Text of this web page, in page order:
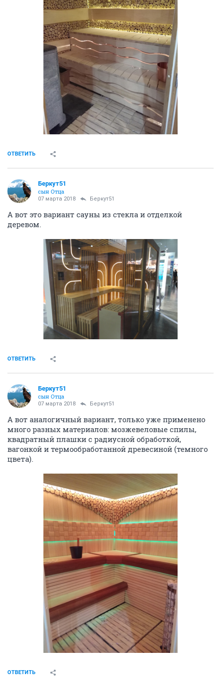
ОТВЕТИТЬ
Беркут51
сын Отца
07 марта 2018 Беркут51
А вот это вариант сауны из стекла и отделкой
деревом.
ОТВЕТИТЬ
Беркут51
сын Отца
07 марта 2018 Беркут51
А вот аналогичный вариант, только уже применено
много разных материалов: мозжевеловые спилы,
квадратный плашки с радиусной обработкой,
вагонкой и термообработанной древесиной (темного
цвета).
ОТВЕТИТЬ